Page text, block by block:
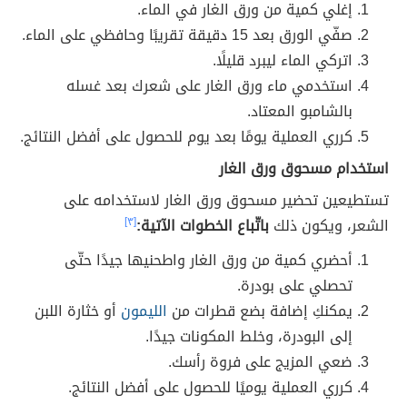
إغلي كمية من ورق الغار في الماء.
صفّي الورق بعد 15 دقيقة تقريبًا وحافظي على الماء.
اتركي الماء ليبرد قليلًا.
استخدمي ماء ورق الغار على شعرك بعد غسله
بالشامبو المعتاد.
كرري العملية يومًا بعد يوم للحصول على أفضل النتائج.
استخدام مسحوق ورق الغار
تستطيعين تحضير مسحوق ورق الغار لاستخدامه على
الشعر، ويكون ذلكباتّباع الخطوات الآتية:[٣]
أحضري كمية من ورق الغار واطحنيها جيدًا حتّى
تحصلي على بودرة.
يمكنكِ إضافة بضع قطرات من الليمون أو خثارة اللبن
إلى البودرة، وخلط المكونات جيدًا.
ضعي المزيج على فروة رأسك.
كرري العملية يوميًا للحصول على أفضل النتائج.